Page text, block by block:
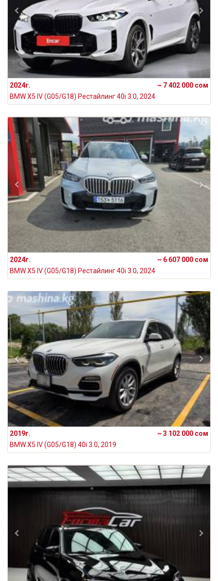
2024г.
~ 7 402 000 сом
BMW X5 IV (G05/G18) Рестайлинг 40i 3.0, 2024
2024г.
~ 6 607 000 сом
BMW X5 IV (G05/G18) Рестайлинг 40i 3.0, 2024
2019г.
~ 3 102 000 сом
BMW X5 IV (G05/G18) 40i 3.0, 2019